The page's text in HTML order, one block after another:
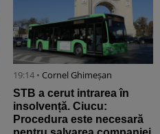
19:14 • Cornel Ghimeșan
STB a cerut intrarea în
insolvență. Ciucu:
Procedura este necesară